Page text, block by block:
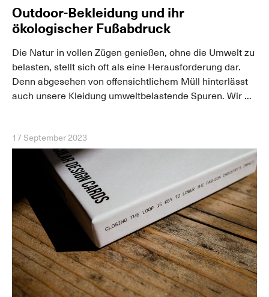
Outdoor-Bekleidung und ihr
ökologischer Fußabdruck
Die Natur in vollen Zügen genießen, ohne die Umwelt zu
belasten, stellt sich oft als eine Herausforderung dar.
Denn abgesehen von offensichtlichem Müll hinterlässt
auch unsere Kleidung umweltbelastende Spuren. Wir ...
17 September 2023